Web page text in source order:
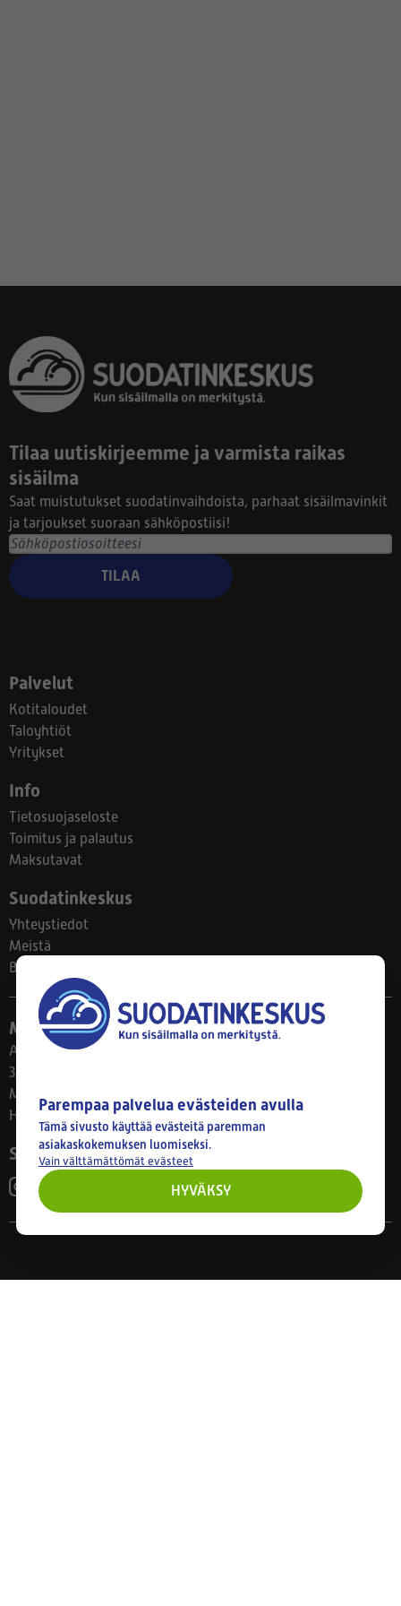
Tilaa uutiskirjeemme ja varmista raikas
sisäilma
Saat muistutukset suodatinvaihdoista, parhaat sisäilmavinkit
ja tarjoukset suoraan sähköpostiisi!
TILAA
Palvelut
Kotitaloudet
Taloyhtiöt
Yritykset
Info
Tietosuojaseloste
Toimitus ja palautus
Maksutavat
Suodatinkeskus
Yhteystiedot
Meistä
Blogi
Myymälä
Ahlmanintie 61
33800 Tampere
Ma–Pe 8–17
Huom! Myymälän poikkeusaukiolot: 27.7.-21.8. klo 8-16
Seuraa meitä
Parempaa palvelua evästeiden avulla
Tämä sivusto käyttää evästeitä paremman
asiakaskokemuksen luomiseksi.
Vain välttämättömät evästeet
HYVÄKSY